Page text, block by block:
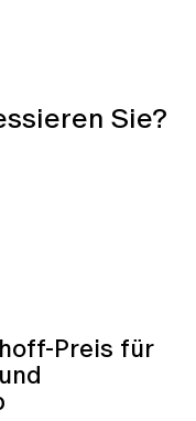
Sie?
Preis für